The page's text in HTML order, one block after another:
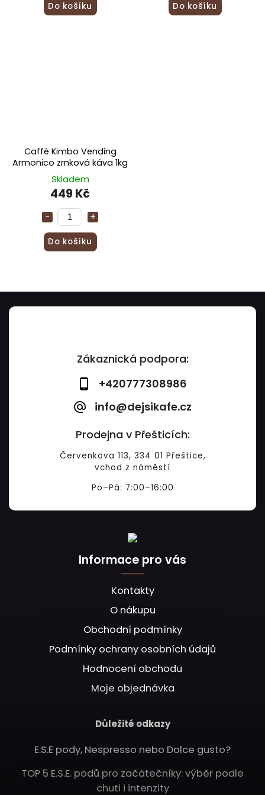
Do košíku Do košíku
Caffé Kimbo Vending
Armonico zrnková káva 1kg
Skladem
449 Kč
Do košíku
Zákaznická podpora:
+420777308986
info@dejsikafe.cz
Prodejna v Přešticích:
Červenkova 113, 334 01 Přeštice,
vchod z náměstí
Po–Pá: 7:00–16:00
Informace pro vás
Kontakty
O nákupu
Obchodní podmínky
Podmínky ochrany osobních údajů
Hodnocení obchodu
Moje objednávka
Důležité odkazy
E.S.E pody, Nespresso nebo Dolce gusto?
TOP 5 E.S.E. podů pro začátečníky: výběr podle
chuti i intenzity